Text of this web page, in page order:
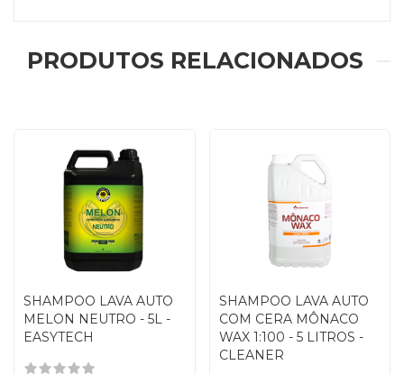
PRODUTOS RELACIONADOS
SHAMPOO LAVA AUTO
MELON NEUTRO - 5L -
EASYTECH
SHAMPOO LAVA AUTO
COM CERA MÔNACO
WAX 1:100 - 5 LITROS -
CLEANER